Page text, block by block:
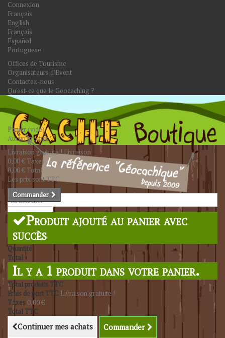
Connexion
Français
English
Français
Español
Portuguese
Offices de Tourisme
Organisateurs d'Event
Contactez-nous
Qu'est-ce que le Geocaching ?
Rechercher
Panier(vide)
Aucun produit
Livraison gratuite !Livraison
0,00 € Taxes
0,00 € Total
Les prix sont TTC
Commander
Produit ajouté au panier avec
succès
Quantité
Total
Il y a 1 produit dans votre panier.
Total produits TTC
Frais de port TTC Livraison gratuite !
Taxes 0,00 €
Total TTC
Continuer mes achats Commander